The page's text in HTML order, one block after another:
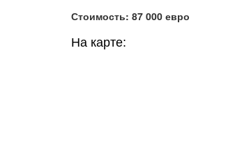
Стоимость: 87 000 евро
На карте: